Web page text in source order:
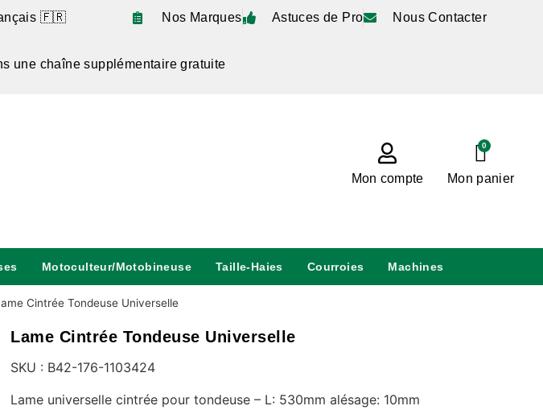
🇫🇷 Nos Marques Astuces de Pro Nous Contacter
une chaîne supplémentaire gratuite
Mon compte
0
Mon panier
Motoculteur/Motobineuse Taille-Haies Courroies Machines
Cintrée Tondeuse Universelle
Lame Cintrée Tondeuse Universelle
SKU : B42-176-1103424
Lame universelle cintrée pour tondeuse – L: 530mm alésage: 10mm